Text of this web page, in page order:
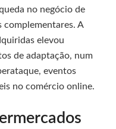
no negócio de
complementares. A
elevou
de adaptação, num
eventos
no comércio online.